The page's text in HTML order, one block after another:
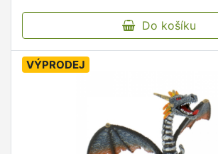
Do košíku
VÝPRODEJ